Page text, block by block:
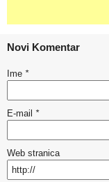
Novi Komentar
Ime *
E-mail *
Web stranica